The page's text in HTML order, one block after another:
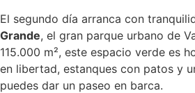
El segundo día arranca con
Grande, el gran parque urbano de
115.000 m², este espacio verde es
en libertad, estanques con patos y
puedes dar un paseo en barca.